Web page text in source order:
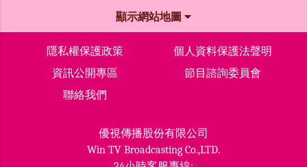
顯示網站地圖
隱私權保護政策
個人資料保護法聲明
資訊公開專區
節目諮詢委員會
聯絡我們
優視傳播股份有限公司
Win TV Broadcasting Co.,LTD.